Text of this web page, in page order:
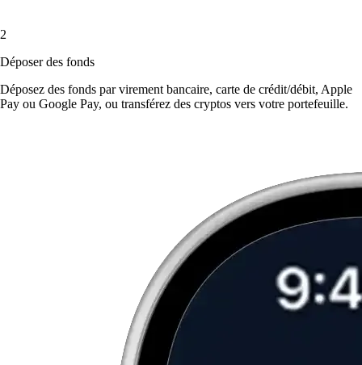
2
Déposer des fonds
Déposez des fonds par virement bancaire, carte de crédit/débit, Apple
Pay ou Google Pay, ou transférez des cryptos vers votre portefeuille.